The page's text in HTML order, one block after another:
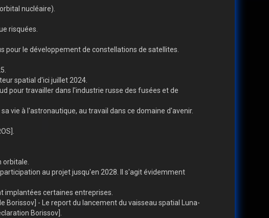
nucléaire).
risquées.
pour le développement de constellations de satellites.
spatial d'ici juillet 2024.
pour travailler dans l'industrie russe des fusées et de
vie à l'astronautique, au travail dans ce domaine d'avenir.
au projet jusqu'en 2028. Il s'agit évidemment
implantées certaines entreprises.
- Le report du lancement du vaisseau spatial Luna-
Borissov].